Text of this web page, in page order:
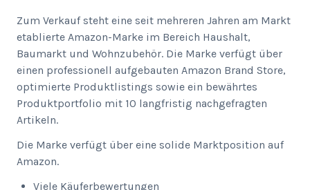
Zum Verkauf steht eine seit mehreren Jahren am Markt
etablierte Amazon-Marke im Bereich Haushalt,
Baumarkt und Wohnzubehör. Die Marke verfügt über
einen professionell aufgebauten Amazon Brand Store,
optimierte Produktlistings sowie ein bewährtes
Produktportfolio mit 10 langfristig nachgefragten
Artikeln.
Die Marke verfügt über eine solide Marktposition auf
Amazon.
Viele Käuferbewertungen